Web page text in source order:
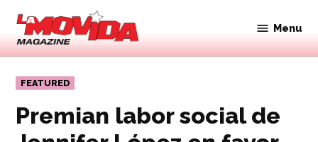
Skip
content
Movida
Magazine
Menu
POSTED
IN
FEATURED
Premian labor social de